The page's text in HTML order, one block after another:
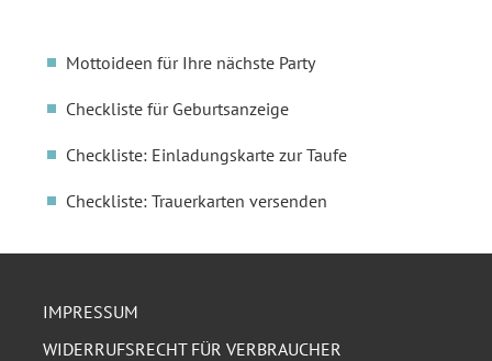
Mottoideen für Ihre nächste Party
Checkliste für Geburtsanzeige
Checkliste: Einladungskarte zur Taufe
Checkliste: Trauerkarten versenden
IMPRESSUM
WIDERRUFSRECHT FÜR VERBRAUCHER